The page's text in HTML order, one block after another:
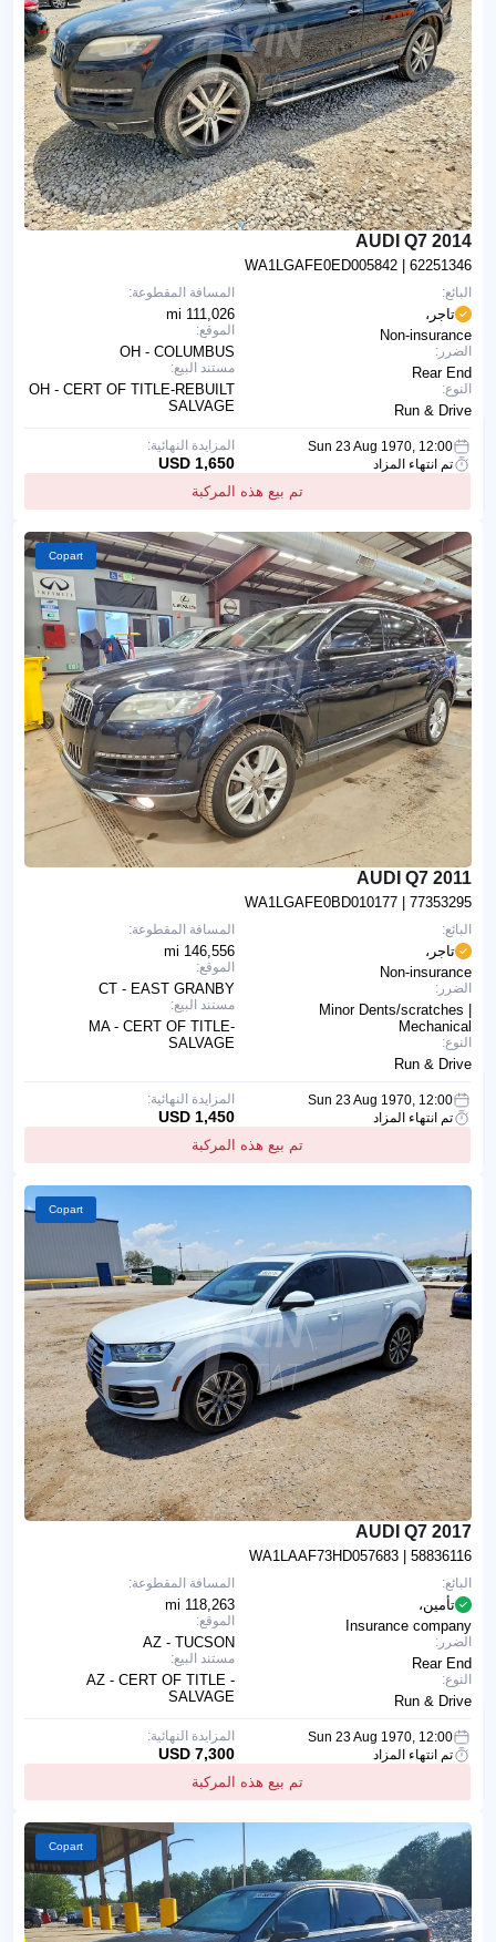
2014 AUDI Q7
WA1LGAFE0ED005842 | 62251346
المسافة المقطوعة:
111,026 mi
الموقع:
OH - COLUMBUS
مستند البيع:
OH - CERT OF TITLE-REBUILT
SALVAGE
البائع:
تاجر،
Non-insurance
الضرر:
Rear End
النوع:
Run & Drive
Sun 23 Aug 1970, 12:00
تم انتهاء المزاد
تم بيع هذه المركبة
المزايدة النهائية:
1,650 USD
Copart
2011 AUDI Q7
WA1LGAFE0BD010177 | 77353295
المسافة المقطوعة:
146,556 mi
الموقع:
CT - EAST GRANBY
مستند البيع:
MA - CERT OF TITLE-
SALVAGE
البائع:
تاجر،
Non-insurance
الضرر:
Minor Dents/scratches |
Mechanical
النوع:
Run & Drive
Sun 23 Aug 1970, 12:00
تم انتهاء المزاد
تم بيع هذه المركبة
المزايدة النهائية:
1,450 USD
Copart
2017 AUDI Q7
WA1LAAF73HD057683 | 58836116
المسافة المقطوعة:
118,263 mi
الموقع:
AZ - TUCSON
مستند البيع:
AZ - CERT OF TITLE -
SALVAGE
البائع:
تأمين،
Insurance company
الضرر:
Rear End
النوع:
Run & Drive
Sun 23 Aug 1970, 12:00
تم انتهاء المزاد
تم بيع هذه المركبة
المزايدة النهائية:
7,300 USD
Copart